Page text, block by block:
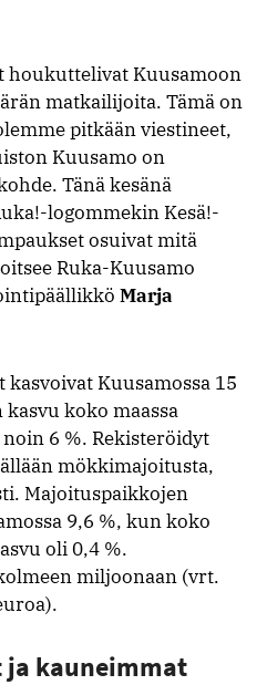
houkuttelivat Kuusamoon
matkailijoita. Tämä on
pitkään viestineet,
Kuusamo on
Tänä kesänä
logommekin Kesä!-
osuivat mitä
Ruka-Kuusamo
Marja
Kuusamossa 15
koko maassa
6 %. Rekisteröidyt
mökkimajoitusta,
Majoituspaikkojen
9,6 %, kun koko
oli 0,4 %.
miljoonaan (vrt.
kauneimmat